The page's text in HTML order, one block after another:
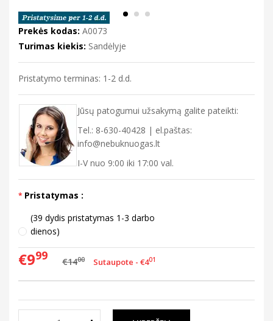
Prekės kodas: A0073
Turimas kiekis: Sandėlyje
Pristatymo terminas: 1-2 d.d.
Jūsų patogumui užsakymą galite pateikti:
Tel.: 8-630-40428 | el.paštas:
info@nebuknuogas.lt
I-V nuo 9:00 iki 17:00 val.
Pristatymas :
(39 dydis pristatymas 1-3 darbo
dienos)
€999 €1400 Sutaupote - €401